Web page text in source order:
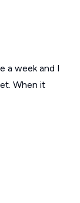
a week and I
When it